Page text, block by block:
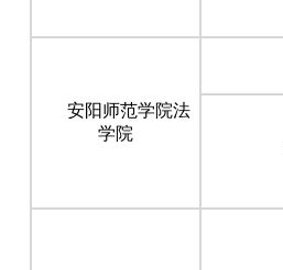
安阳师范学院法
学院